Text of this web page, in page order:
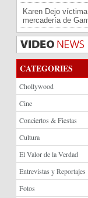
Karen Dejo
mercadería de
CATEGORIES
Chollywood
Cine
Conciertos & Fiestas
Cultura
El Valor de la Verdad
Entrevistas y Reportajes
Fotos